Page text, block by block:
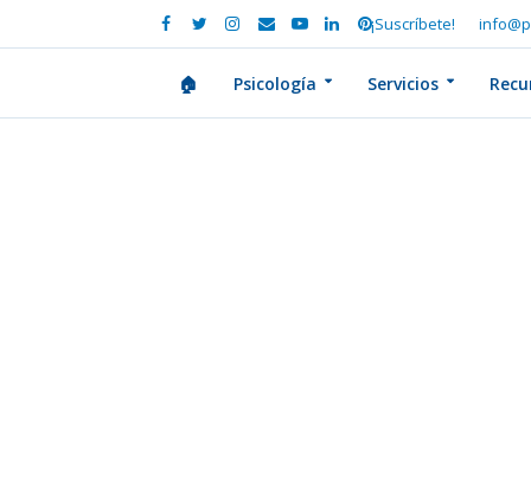
¡Suscríbete!
🏠 Psicología Servicios